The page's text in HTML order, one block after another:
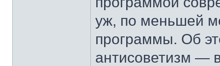
уж, по меньшей
программы. Об
антисоветизм —